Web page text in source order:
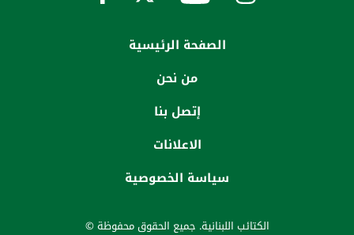
الصفحة الرئيسية
من نحن
إتصل بنا
الاعلانات
سياسة الخصوصية
الكتائب اللبنانية. جميع الحقوق محفوظة ©